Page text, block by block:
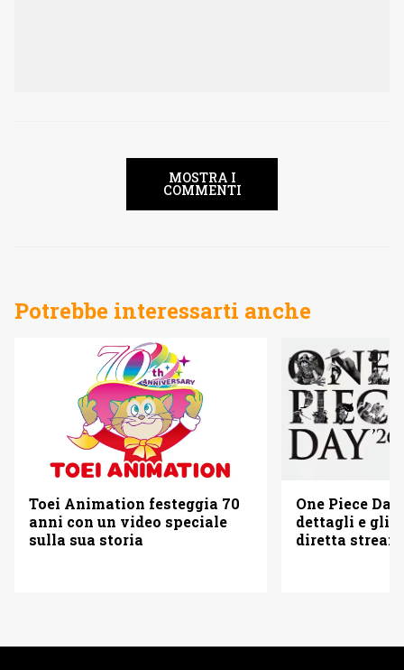
MOSTRA I
COMMENTI
Potrebbe interessarti anche
Toei Animation festeggia 70
anni con un video speciale
sulla sua storia
One Piece
dettagli e gli
diretta